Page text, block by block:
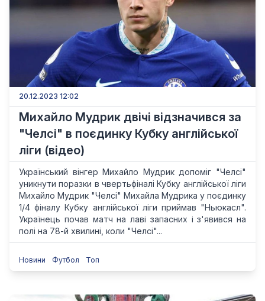
20.12.2023 12:02
Михайло Мудрик двічі відзначився за
"Челсі" в поєдинку Кубку англійської
ліги (відео)
Український вінгер Михайло Мудрик допоміг "Челсі"
уникнути поразки в чвертьфіналі Кубку англійської ліги
Михайло Мудрик "Челсі" Михайла Мудрика у поєдинку
1/4 фіналу Кубку англійської ліги приймав "Ньюкасл".
Українець почав матч на лаві запасних і з'явився на
полі на 78-й хвилині, коли "Челсі"...
Новини Футбол Топ